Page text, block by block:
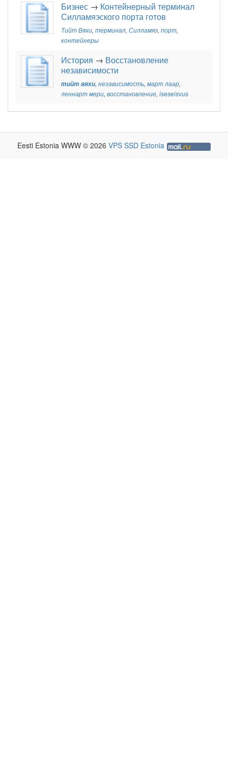
Бизнес → Контейнерный терминал
Силламяэского порта готов
Тийт Вяхи, терминал, Силламяэ, порт,
контейнеры
История → Восстановление
независимости
тийт вяхи, независимость, март лаар,
леннарт мери, восстановление, iseseisvus
Eesti Estonia WWW © 2026 VPS SSD Estonia